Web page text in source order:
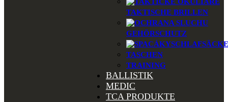
TAKTISCHE BRILLEN
GEHÖRSCHUTZ
SCHLAFSÄCKE
TASCHEN
TRAINING
BALLISTIK
MEDIC
TCA PRODUKTE